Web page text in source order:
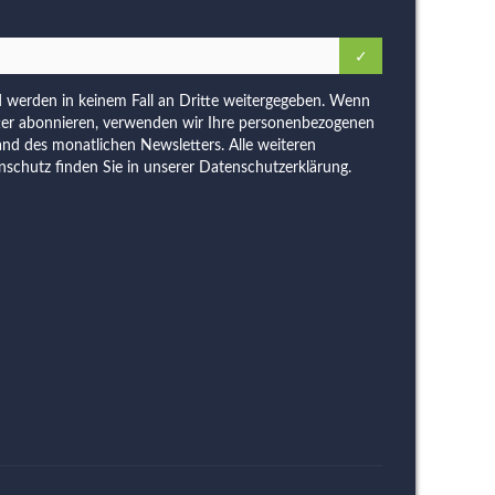
in keinem Fall an Dritte weitergegeben. Wenn
abonnieren, verwenden wir Ihre personenbezogenen
des monatlichen Newsletters. Alle weiteren
finden Sie in unserer
Datenschutzerklärung.